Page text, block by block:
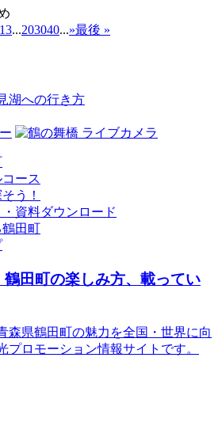
13...203040...»最後 »
ース
う！
資料ダウンロード
田町
田町の楽しみ方、載ってい
森県鶴田町の魅力を全国・世界に向
プロモーション情報サイトです。